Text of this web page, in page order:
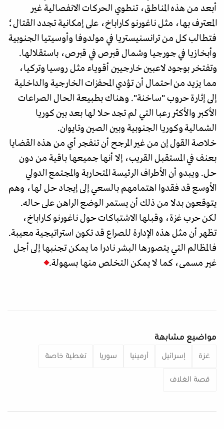
أبعد من هذه المناطق، تنطوي الحركات الانفصالية غير
المعترف بها، مثل ناغورنو كاراباخ، على إمكانية تجدد القتال؛
فتطالب كل من ترانسنيستريا في مولدوفا وأوسيتيا الجنوبية
وأبخازيا في جورجيا وشمال قبرص في قبرص، باستقلالها.
وتفتخر بوجود لاعبين خارجيين أقوياء مثل روسيا وتركيا،
مما يزيد من احتمال أن تؤدي المحفزات الخارجية والداخلية
إلى إثارة حروب "ساخنة". وهناك بطبيعة الحال الصراعات
الأكبر والأكثر رعبا التي لم تجد حلا لها بعد بين كوريا
الشمالية وكوريا الجنوبية وبين الصين وتايوان.
خلاصة القول إن من غير المرجح أن تنفجر أي من هذه القضايا
بعنف في المستقبل القريب، إلا أنها جميعها باقية من دون
حل. ويبدو أن الأطراف الرئيسة المتحاربة والمجتمع الدولي
الأوسع قد فقدوا اهتمامهم بالسعي إلى إيجاد حل لها، وهم
يتوقعون بدلا من ذلك أن يستمر الوضع الراهن على حاله.
لكن حرب غزة، وقبلها الاشتباكات حول ناغورنو كاراباخ،
تظهر أن مثل هذه الإدارة للصراع قد تكون استراتيجية معيبة.
فالمظالم التي يتصورها البشر نادرا ما يمكن تجنبها إلى أجل
غير مسمى، كما لا يمكن التخلص منها بسهولة.
مواضيع مشابهة
غزة إسرائيل أرمينيا سوريا تغطية خاصة
قصة الغلاف